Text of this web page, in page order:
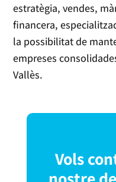
estratègia, vendes,
financera,
la possibilitat de
empreses
Vallès.
Vols